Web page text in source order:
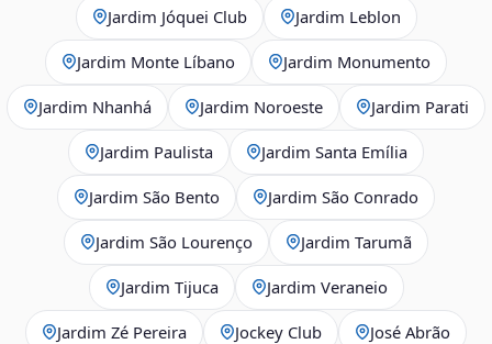
Jardim Jóquei Club Jardim Leblon
Jardim Monte Líbano Jardim Monumento
Jardim Nhanhá Jardim Noroeste Jardim Parati
Jardim Paulista Jardim Santa Emília
Jardim São Bento Jardim São Conrado
Jardim São Lourenço Jardim Tarumã
Jardim Tijuca Jardim Veraneio
Jardim Zé Pereira Jockey Club José Abrão